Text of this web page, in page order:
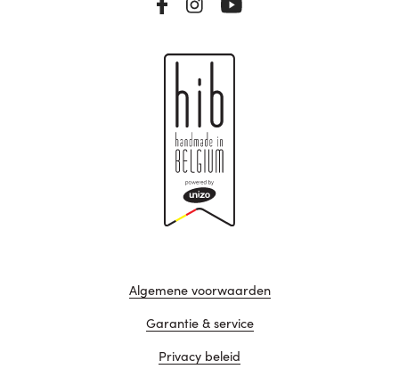
Algemene voorwaarden
Garantie & service
Privacy beleid